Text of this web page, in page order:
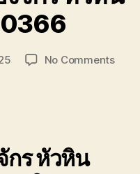
No Commentson
กร หัวหิน